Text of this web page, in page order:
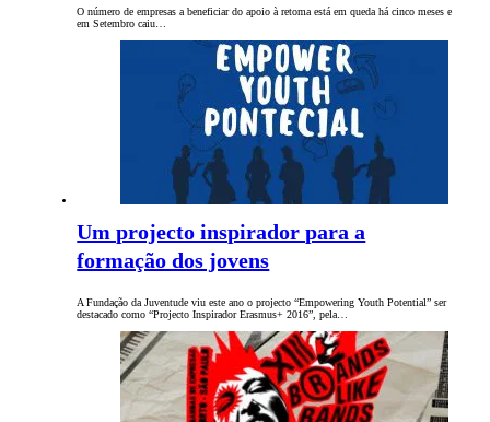
O número de empresas a beneficiar do apoio à retoma está em queda há cinco meses e
em Setembro caiu…
Um projecto inspirador para a
formação dos jovens
A Fundação da Juventude viu este ano o projecto “Empowering Youth Potential” ser
destacado como “Projecto Inspirador Erasmus+ 2016”, pela…